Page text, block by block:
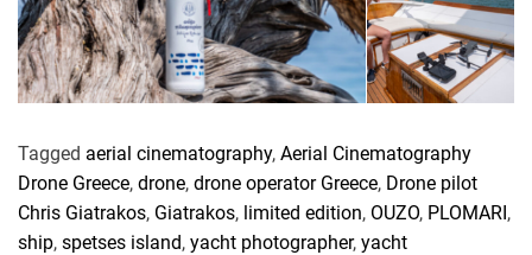
Tagged aerial cinematography, Aerial Cinematography
Drone Greece, drone, drone operator Greece, Drone pilot
Chris Giatrakos, Giatrakos, limited edition, OUZO, PLOMARI,
ship, spetses island, yacht photographer, yacht